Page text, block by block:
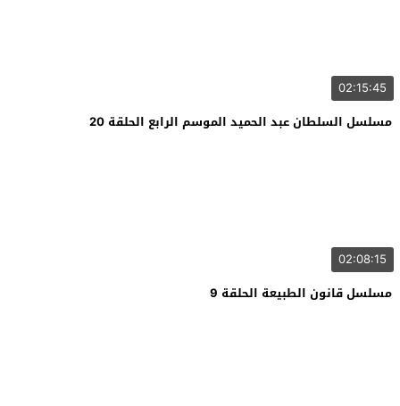
02:15:45
مسلسل السلطان عبد الحميد الموسم الرابع الحلقة 20
02:08:15
مسلسل قانون الطبيعة الحلقة 9